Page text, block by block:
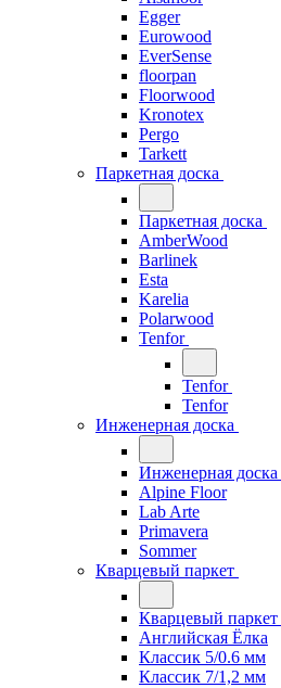
Egger
Eurowood
EverSense
floorpan
Floorwood
Kronotex
Pergo
Tarkett
Паркетная доска
Паркетная доска
AmberWood
Barlinek
Esta
Karelia
Polarwood
Tenfor
Tenfor
Tenfor
Инженерная доска
Инженерная доска
Alpine Floor
Lab Arte
Primavera
Sommer
Кварцевый паркет
Кварцевый паркет
Английская Ёлка
Классик 5/0.6 мм
Классик 7/1,2 мм